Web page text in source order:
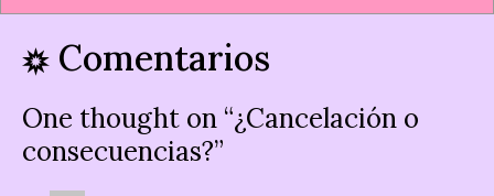
Comentarios
One thought on “¿Cancelación o
consecuencias?”